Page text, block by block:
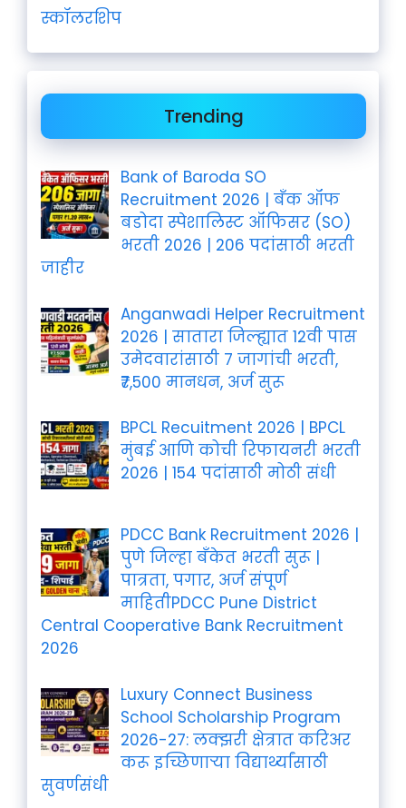
स्कॉलरशिप
Trending
Bank of Baroda SO
Recruitment 2026 | बँक ऑफ
बडोदा स्पेशालिस्ट ऑफिसर (SO)
भरती 2026 | 206 पदांसाठी भरती
जाहीर
Anganwadi Helper Recruitment
2026 | सातारा जिल्ह्यात 12वी पास
उमेदवारांसाठी 7 जागांची भरती,
₹7,500 मानधन, अर्ज सुरू
BPCL Recuitment 2026 | BPCL
मुंबई आणि कोची रिफायनरी भरती
2026 | 154 पदांसाठी मोठी संधी
PDCC Bank Recruitment 2026 |
पुणे जिल्हा बँकेत भरती सुरू |
पात्रता, पगार, अर्ज संपूर्ण
माहितीPDCC Pune District
Central Cooperative Bank Recruitment
2026
Luxury Connect Business
School Scholarship Program
2026-27: लक्झरी क्षेत्रात करिअर
करू इच्छिणाऱ्या विद्यार्थ्यांसाठी
सुवर्णसंधी